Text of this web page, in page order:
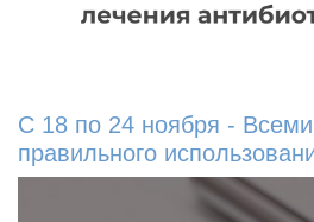
С 18 по 24 ноября -
правильного